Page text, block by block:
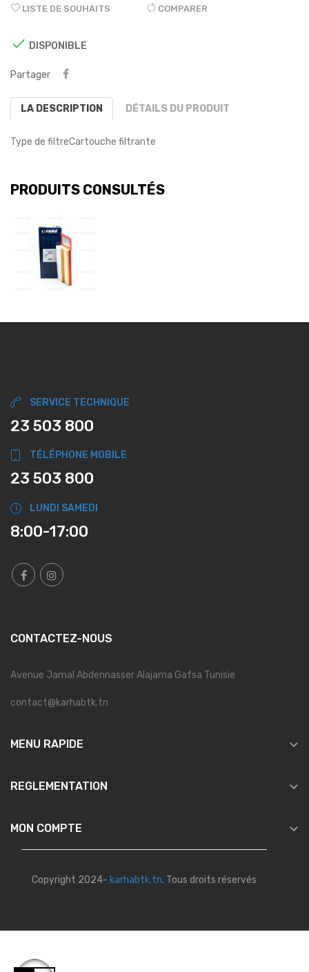
LISTE DE SOUHAITS COMPARER
 DISPONIBLE
Partager
LA DESCRIPTION DÉTAILS DU PRODUIT
Type de filtreCartouche filtrante
PRODUITS CONSULTÉS
SERVICE TECHNIQUE
23 503 800
TÉLÉPHONE MOBILE
23 503 800
LUNDI SAMEDI
8:00-17:00
CONTACTEZ-NOUS
Avenue Jamal Abdennasser Alajama Gafsa Tunisie
contact@karhabtk.tn
MENU RAPIDE 
REGLEMENTATION 
MON COMPTE 
Copyright 2024- karhabtk.tn. Tous droits réservés